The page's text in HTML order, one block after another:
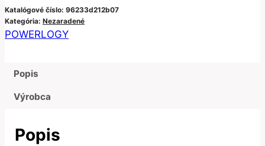
Katalógové číslo: 96233d212b07
Kategória: Nezaradené
POWERLOGY
Popis
Výrobca
Popis